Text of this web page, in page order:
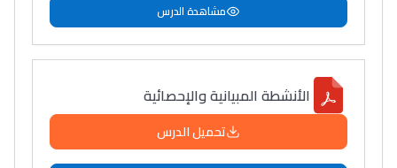
مشاهدة الدرس
الأنشطة المبيانية والإحصائية
تحميل الدرس